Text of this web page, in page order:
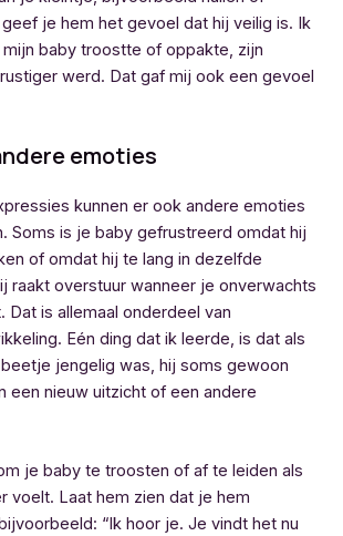
je hem het gevoel dat hij veilig is. Ik
baby troostte of oppakte, zijn
werd. Dat gaf mij ook een gevoel
emoties
kunnen er ook andere emoties
Soms is je baby gefrustreerd omdat hij
of omdat hij te lang in dezelfde
raakt overstuur wanneer je onverwachts
Dat is allemaal onderdeel van
Eén ding dat ik leerde, is dat als
jengelig was, hij soms gewoon
een nieuw uitzicht of een andere
je baby te troosten of af te leiden als
voelt. Laat hem zien dat je hem
“Ik hoor je. Je vindt het nu